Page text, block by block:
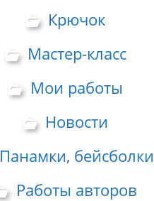
Крючок
Мастер-класс
Мои работы
Новости
Панамки, бейсболки
Работы авторов